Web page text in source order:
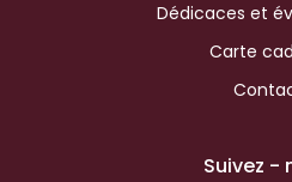
Dédicaces et
Carte
Suivez -